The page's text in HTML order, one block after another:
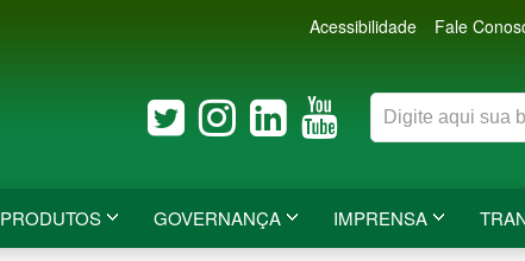
Acessibilidade Fale
PRODUTOS GOVERNANÇA IMPRENSA